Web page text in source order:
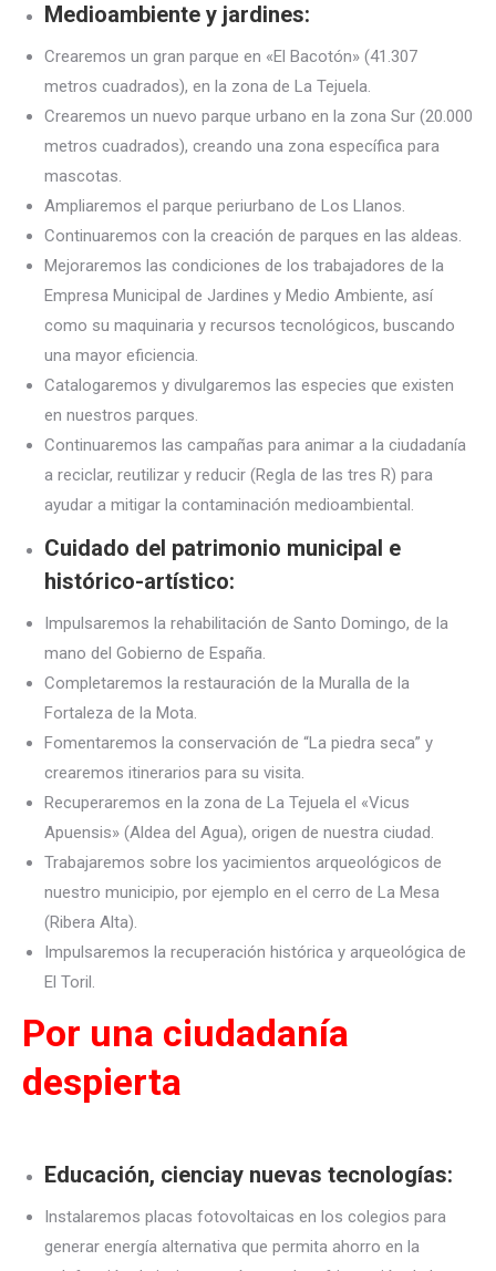
Medioambiente y jardines:
Crearemos un gran parque en «El Bacotón» (41.307
metros cuadrados), en la zona de La Tejuela.
Crearemos un nuevo parque urbano en la zona Sur (20.000
metros cuadrados), creando una zona específica para
mascotas.
Ampliaremos el parque periurbano de Los Llanos.
Continuaremos con la creación de parques en las aldeas.
Mejoraremos las condiciones de los trabajadores de la
Empresa Municipal de Jardines y Medio Ambiente, así
como su maquinaria y recursos tecnológicos, buscando
una mayor eficiencia.
Catalogaremos y divulgaremos las especies que existen
en nuestros parques.
Continuaremos las campañas para animar a la ciudadanía
a reciclar, reutilizar y reducir (Regla de las tres R) para
ayudar a mitigar la contaminación medioambiental.
Cuidado del patrimonio municipal e
histórico-artístico:
Impulsaremos la rehabilitación de Santo Domingo, de la
mano del Gobierno de España.
Completaremos la restauración de la Muralla de la
Fortaleza de la Mota.
Fomentaremos la conservación de “La piedra seca” y
crearemos itinerarios para su visita.
Recuperaremos en la zona de La Tejuela el «Vicus
Apuensis» (Aldea del Agua), origen de nuestra ciudad.
Trabajaremos sobre los yacimientos arqueológicos de
nuestro municipio, por ejemplo en el cerro de La Mesa
(Ribera Alta).
Impulsaremos la recuperación histórica y arqueológica de
El Toril.
Por una ciudadanía
despierta
Educación, cienciay nuevas tecnologías:
Instalaremos placas fotovoltaicas en los colegios para
generar energía alternativa que permita ahorro en la